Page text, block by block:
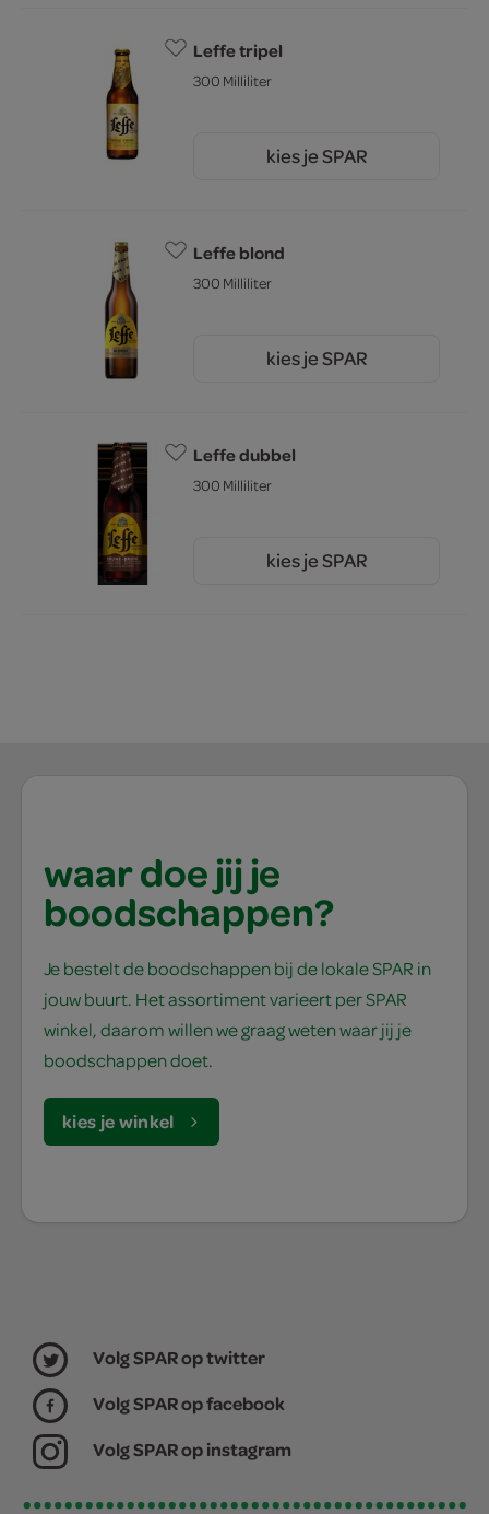
Leffe tripel
300 Milliliter
kies je SPAR
Leffe blond
300 Milliliter
kies je SPAR
Leffe dubbel
300 Milliliter
kies je SPAR
waar doe jij je
boodschappen?
Je bestelt de boodschappen bij de lokale SPAR in
jouw buurt. Het assortiment varieert per SPAR
winkel, daarom willen we graag weten waar jij je
boodschappen doet.
kies je winkel
Volg SPAR op twitter
Volg SPAR op facebook
Volg SPAR op instagram